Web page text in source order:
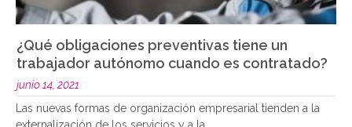
¿Qué obligaciones preventivas tiene un
trabajador autónomo cuando es contratado?
junio 14, 2021
Las nuevas formas de organización empresarial tienden a la